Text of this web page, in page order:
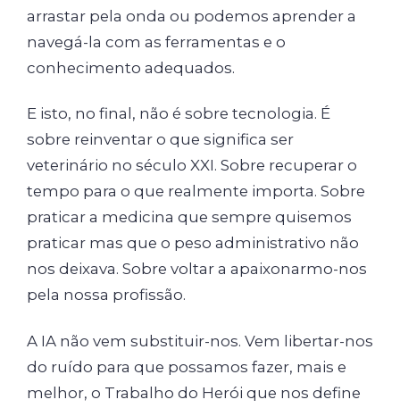
arrastar pela onda ou podemos aprender a
navegá-la com as ferramentas e o
conhecimento adequados.
E isto, no final, não é sobre tecnologia. É
sobre reinventar o que significa ser
veterinário no século XXI. Sobre recuperar o
tempo para o que realmente importa. Sobre
praticar a medicina que sempre quisemos
praticar mas que o peso administrativo não
nos deixava. Sobre voltar a apaixonarmo-nos
pela nossa profissão.
A IA não vem substituir-nos. Vem libertar-nos
do ruído para que possamos fazer, mais e
melhor, o Trabalho do Herói que nos define